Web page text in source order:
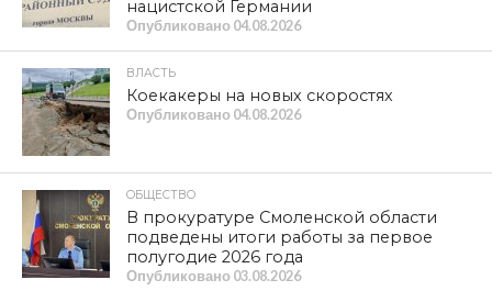
«Ощущение чуда». Олигарх Усманов получил пятый
орден из рук Путина
Забота об избирателях по-ЛДПРовски
КУЛЬТУРА
XIV международный фестиваль
исторической реконструкции и
славянской культуры
«Гнёздово-2026» приглашает